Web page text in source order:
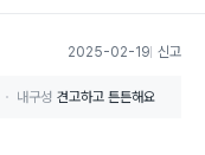
2025-02-19 신고
내구성 견고하고 튼튼해요